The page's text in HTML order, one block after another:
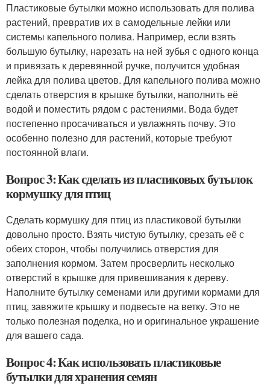
Пластиковые бутылки можно использовать для полива
растений, превратив их в самодельные лейки или
системы капельного полива. Например, если взять
большую бутылку, нарезать на ней зубья с одного конца
и привязать к деревянной ручке, получится удобная
лейка для полива цветов. Для капельного полива можно
сделать отверстия в крышке бутылки, наполнить её
водой и поместить рядом с растениями. Вода будет
постепенно просачиваться и увлажнять почву. Это
особенно полезно для растений, которые требуют
постоянной влаги.
Вопрос 3: Как сделать из пластиковых бутылок
кормушку для птиц
Сделать кормушку для птиц из пластиковой бутылки
довольно просто. Взять чистую бутылку, срезать её с
обеих сторон, чтобы получились отверстия для
заполнения кормом. Затем просверлить несколько
отверстий в крышке для привешивания к дереву.
Наполните бутылку семенами или другими кормами для
птиц, завяжите крышку и подвесьте на ветку. Это не
только полезная поделка, но и оригинальное украшение
для вашего сада.
Вопрос 4: Как использовать пластиковые
бутылки для хранения семян